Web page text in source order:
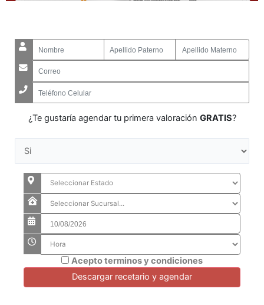
¿Te gustaría agendar tu primera valoración GRATIS?
Acepto terminos y condiciones